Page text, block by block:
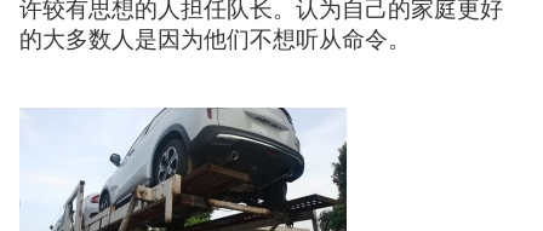
许较有思想的人担任队长。认为自己的家庭更好
的大多数人是因为他们不想听从命令。